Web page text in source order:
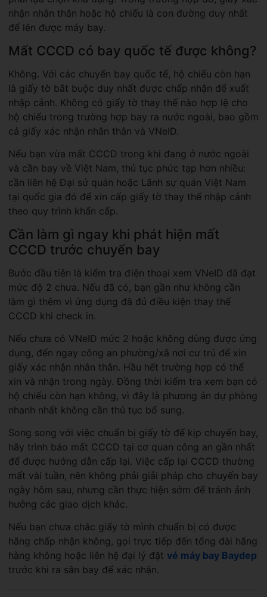
nhận nhân thân hoặc hộ chiếu là con đường duy nhất
để lên được máy bay.
Mất CCCD có bay quốc tế được không?
Không. Với các chuyến bay quốc tế, hộ chiếu còn hạn
là giấy tờ bắt buộc duy nhất được chấp nhận để xuất
nhập cảnh. Không có giấy tờ thay thế nào hợp lệ cho
hộ chiếu trong trường hợp bay ra nước ngoài, bao gồm
cả giấy xác nhận nhân thân và VNeID.
Nếu bạn vừa mất CCCD trong khi đang ở nước ngoài
và cần bay về Việt Nam, thủ tục phức tạp hơn nhiều:
cần liên hệ Đại sứ quán hoặc Lãnh sự quán Việt Nam
tại quốc gia đó để xin cấp giấy tờ thay thế nhập cảnh
theo quy trình khẩn cấp.
Cần làm gì ngay khi phát hiện mất
CCCD trước chuyến bay
Bước đầu tiên là kiểm tra điện thoại xem VNeID đã đạt
mức độ 2 chưa. Nếu đã có, bạn gần như không cần
làm gì thêm vì ứng dụng đã đủ điều kiện thay thế
CCCD khi check in.
Nếu chưa có VNeID mức 2 hoặc không dùng được ứng
dụng, đến ngay công an phường/xã nơi cư trú để xin
giấy xác nhận nhân thân. Hầu hết trường hợp có thể
xin và nhận trong ngày. Đồng thời kiểm tra xem bạn có
hộ chiếu còn hạn không, vì đây là phương án dự phòng
nhanh nhất không cần thủ tục bổ sung.
Song song với việc chuẩn bị giấy tờ để kịp chuyến bay,
hãy trình báo mất CCCD tại cơ quan công an gần nhất
để được hướng dẫn cấp lại. Việc cấp lại CCCD thường
mất vài tuần, nên không phải giải pháp cho chuyến bay
ngày hôm sau, nhưng cần thực hiện sớm để tránh ảnh
hưởng các giao dịch khác.
Nếu bạn chưa chắc giấy tờ mình chuẩn bị có được
hãng chấp nhận không, gọi trực tiếp đến tổng đài hãng
hàng không hoặc liên hệ đại lý đặt vé máy bay Baydep
trước khi ra sân bay để xác nhận.